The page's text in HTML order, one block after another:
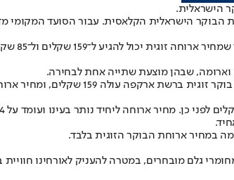
הישראלית.
הבוקר הישראלית הקלאסית. עבור הסועד
וארומה, שבהן מוצעת שתייה אחת לבחירה.
ארוחת בוקר ליחיד בארקפה הוא 85 שקלים.
במחיר ארוחת הבוקר הזוגית בלבד.
גלם מובחרים, במטרה להעניק לאורחינו חוויית